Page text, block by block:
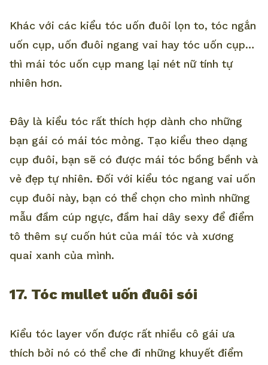
Khác với các kiểu tóc uốn đuôi lọn to, tóc ngắn
uốn cụp, uốn đuôi ngang vai hay tóc uốn cụp…
thì mái tóc uốn cụp mang lại nét nữ tính tự
nhiên hơn.
Đây là kiểu tóc rất thích hợp dành cho những
bạn gái có mái tóc mỏng. Tạo kiểu theo dạng
cụp đuôi, bạn sẽ có được mái tóc bồng bềnh và
vẻ đẹp tự nhiên. Đối với kiểu tóc ngang vai uốn
cụp đuôi này, bạn có thể chọn cho mình những
mẫu đầm cúp ngực, đầm hai dây sexy để điểm
tô thêm sự cuốn hút của mái tóc và xương
quai xanh của mình.
17. Tóc mullet uốn đuôi sói
Kiểu tóc layer vốn được rất nhiều cô gái ưa
thích bởi nó có thể che đi những khuyết điểm